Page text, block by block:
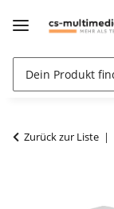
Zurück zur Liste